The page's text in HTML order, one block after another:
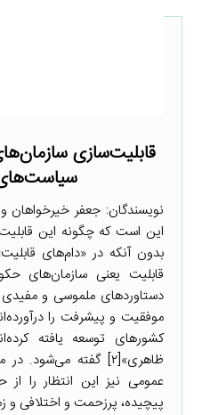
قابلیت‌سازی
نویسندگان: جعفر
این است که چگونه این
قابلیت یعنی سازمان‌های
دستاوردهای ملموسی و مفیدی
موفقیت و پیشرفت را
کشورهای توسعه یافته
ظاهری»[۲] گفته
عمومی نیز این انتظار را
پیچیده، پرزحمت و اختلافی و